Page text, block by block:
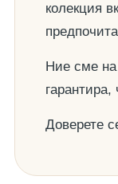
колекция
Ние сме на
Доверете